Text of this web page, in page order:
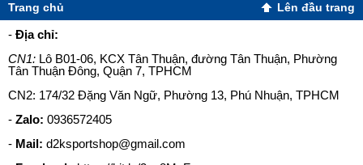
Trang chủ Lên đầu trang
- Địa chỉ:
CN1: Lô B01-06, KCX Tân Thuận, đường Tân Thuận, Phường
Tân Thuận Đông, Quận 7, TPHCM
CN2: 174/32 Đặng Văn Ngữ, Phường 13, Phú Nhuận, TPHCM
- Zalo: 0936572405
- Mail: d2ksportshop@gmail.com